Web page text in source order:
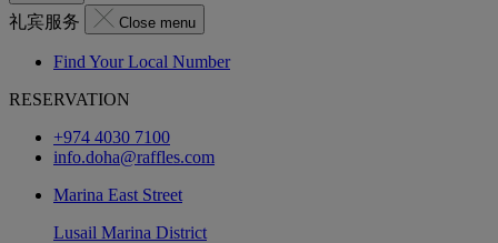
礼宾服务 Close menu
Find Your Local Number
RESERVATION
+974 4030 7100
info.doha@raffles.com
Marina East Street
Lusail Marina District